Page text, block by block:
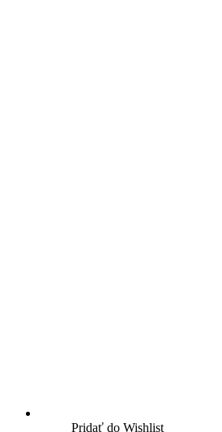
Pridať do Wishlist